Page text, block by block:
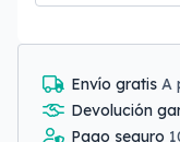
Envío gratis A
Devolución
Pago seguro